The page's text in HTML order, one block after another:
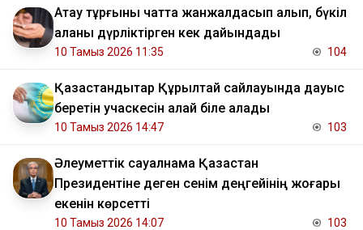
Ақтау тұрғыны чатта жанжалдасып қалып, бүкіл
қаланы дүрліктірген кек дайындады
10 Тамыз 2026 11:35 104
Қазақстандықтар Құрылтай сайлауында дауыс
беретін учаскесін қалай біле алады
10 Тамыз 2026 14:47 103
Әлеуметтік сауалнама Қазақстан
Президентіне деген сенім деңгейінің жоғары
екенін көрсетті
10 Тамыз 2026 14:07 103